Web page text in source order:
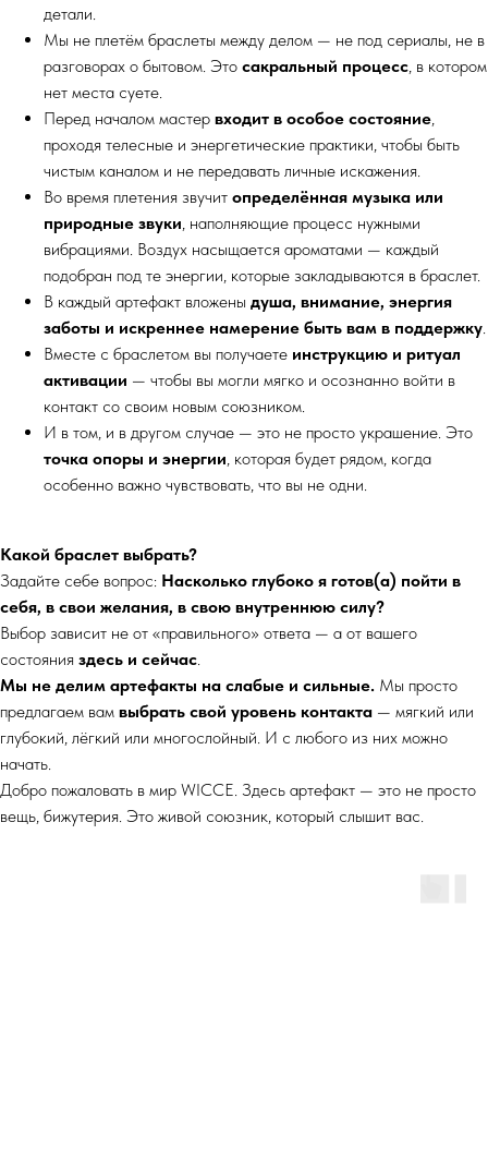
детали.
Мы не плетём браслеты между делом — не под сериалы, не в
разговорах о бытовом. Это сакральный процесс, в котором
нет места суете.
Перед началом мастер входит в особое состояние,
проходя телесные и энергетические практики, чтобы быть
чистым каналом и не передавать личные искажения.
Во время плетения звучит определённая музыка или
природные звуки, наполняющие процесс нужными
вибрациями. Воздух насыщается ароматами — каждый
подобран под те энергии, которые закладываются в браслет.
В каждый артефакт вложены душа, внимание, энергия
заботы и искреннее намерение быть вам в поддержку.
Вместе с браслетом вы получаете инструкцию и ритуал
активации — чтобы вы могли мягко и осознанно войти в
контакт со своим новым союзником.
И в том, и в другом случае — это не просто украшение. Это
точка опоры и энергии, которая будет рядом, когда
особенно важно чувствовать, что вы не одни.
Какой браслет выбрать?
Задайте себе вопрос: Насколько глубоко я готов(а) пойти в
себя, в свои желания, в свою внутреннюю силу?
Выбор зависит не от «правильного» ответа — а от вашего
состояния здесь и сейчас.
Мы не делим артефакты на слабые и сильные. Мы просто
предлагаем вам выбрать свой уровень контакта — мягкий или
глубокий, лёгкий или многослойный. И с любого из них можно
начать.
Добро пожаловать в мир WICCE. Здесь артефакт — это не просто
вещь, бижутерия. Это живой союзник, который слышит вас.